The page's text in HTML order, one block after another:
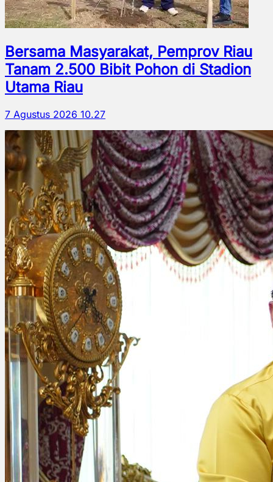
Bersama Masyarakat, Pemprov Riau
Tanam 2.500 Bibit Pohon di Stadion
Utama Riau
7 Agustus 2026 10.27